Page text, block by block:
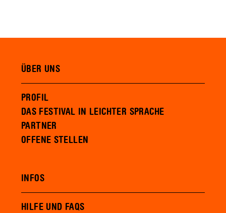
ÜBER UNS
PROFIL
DAS FESTIVAL IN LEICHTER SPRACHE
PARTNER
OFFENE STELLEN
INFOS
HILFE UND FAQS